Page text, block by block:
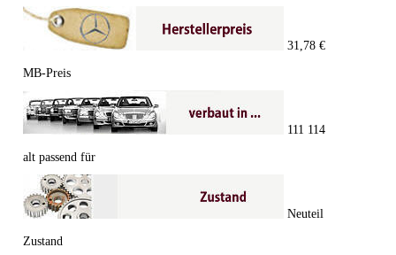
MB-Preis
31,78 €
alt passend für
111 114
Zustand
Neuteil